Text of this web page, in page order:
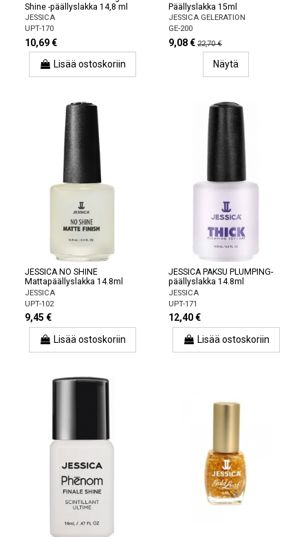
Shine -päällyslakka 14,8 ml
JESSICA
UPT-170
10,69 €
Lisää ostoskoriin
Päällyslakka 15ml
JESSICA GELERATION
GE-200
9,08 € 22,70 €
Näytä
JESSICA NO SHINE
Mattapäällyslakka 14.8ml
JESSICA
UPT-102
9,45 €
Lisää ostoskoriin
JESSICA PAKSU PLUMPING-
päällyslakka 14.8ml
JESSICA
UPT-171
12,40 €
Lisää ostoskoriin